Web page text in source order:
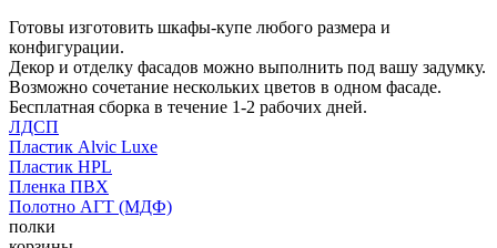
Готовы изготовить шкафы-купе любого размера и
конфигурации.
Декор и отделку фасадов можно выполнить под вашу задумку.
Возможно сочетание нескольких цветов в одном фасаде.
Бесплатная сборка в течение 1-2 рабочих дней.
ЛДСП
Пластик Alvic Luxe
Пластик HPL
Пленка ПВХ
Полотно АГТ (МДФ)
полки